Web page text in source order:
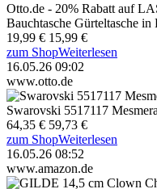
Otto.de - 20% Rabatt auf
Bauchtasche Gürteltasche
19,99 € 15,99 €
zum ShopWeiterlesen
16.05.26 09:02
www.otto.de
Swarovski 5517117
64,35 € 59,73 €
zum ShopWeiterlesen
16.05.26 08:52
www.amazon.de